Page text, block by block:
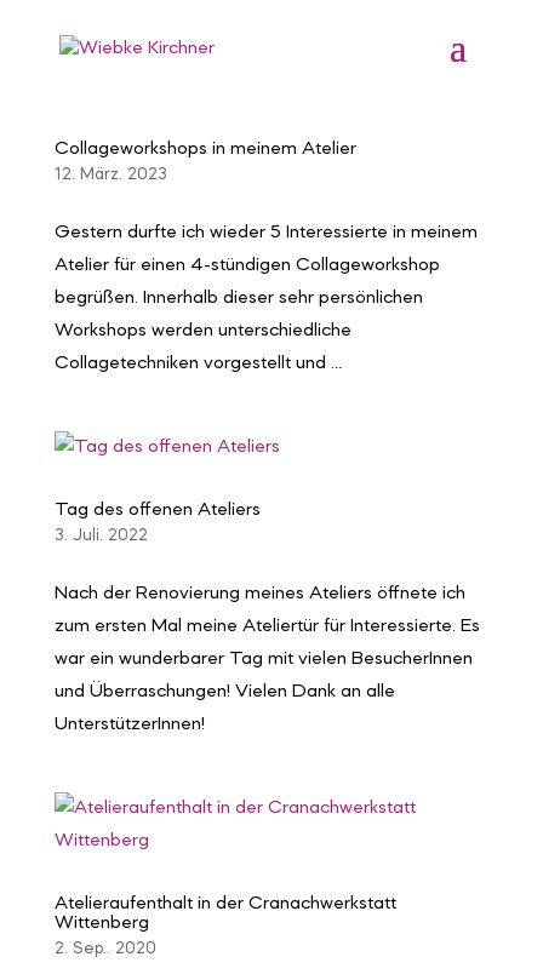
Collageworkshops in meinem Atelier
12. März. 2023
Gestern durfte ich wieder 5 Interessierte in meinem
Atelier für einen 4-stündigen Collageworkshop
begrüßen. Innerhalb dieser sehr persönlichen
Workshops werden unterschiedliche
Collagetechniken vorgestellt und …
Tag des offenen Ateliers
3. Juli. 2022
Nach der Renovierung meines Ateliers öffnete ich
zum ersten Mal meine Ateliertür für Interessierte. Es
war ein wunderbarer Tag mit vielen BesucherInnen
und Überraschungen! Vielen Dank an alle
UnterstützerInnen!
Atelieraufenthalt in der Cranachwerkstatt
Wittenberg
2. Sep.. 2020